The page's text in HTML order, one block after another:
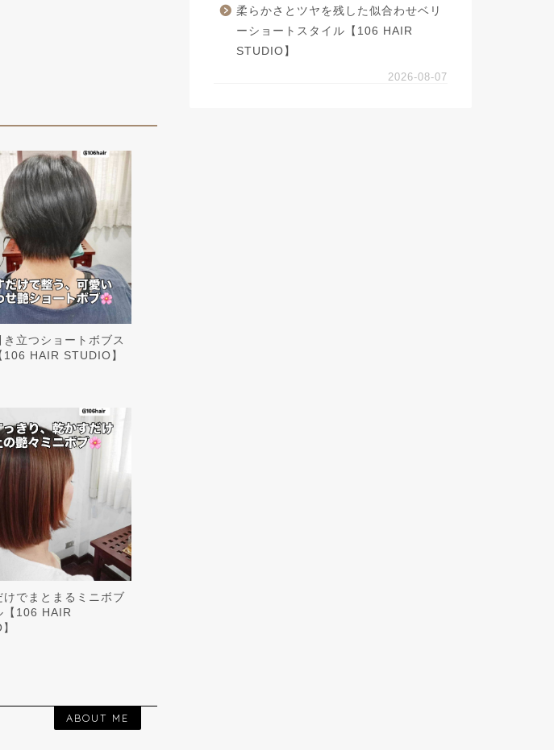
き立つショートボブス
106 HAIR STUDIO】
けでまとまるミニボブ
【106 HAIR
ABOUT ME
柔らかさとツヤを残した似合わせベリ
ーショートスタイル【106 HAIR
STUDIO】
2026-08-07